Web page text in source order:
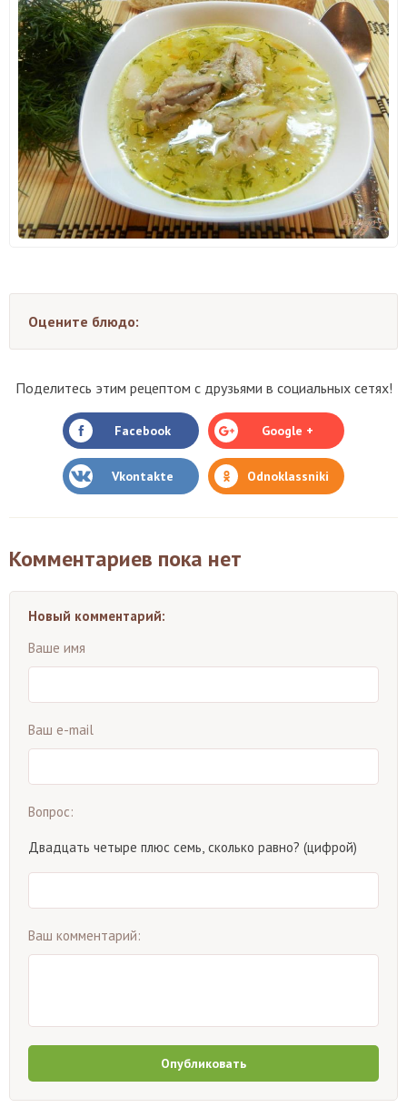
Оцените блюдо:
Поделитесь этим рецептом с друзьями в социальных сетях!
Facebook Google +
Vkontakte Odnoklassniki
Комментариев пока нет
Новый комментарий:
Ваше имя
Ваш e-mail
Вопрос:
Двадцать четыре плюс семь, сколько равно? (цифрой)
Ваш комментарий:
Опубликовать